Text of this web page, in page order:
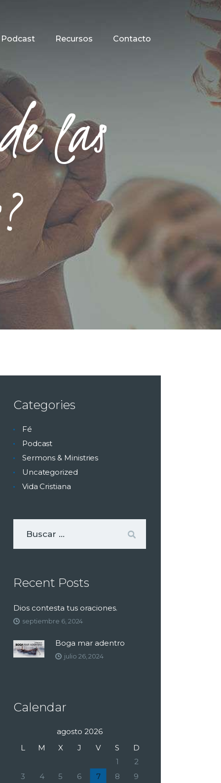
Podcast Recursos Contacto
las
Categories
Fé
Podcast
Sermons & Ministries
Uncategorized
Vida Cristiana
Recent Posts
Dios contesta tus oraciones.
septiembre 6, 2024
Boga mar adentro
julio 26, 2024
Calendar
agosto 2026
L
M X J V S
D
1
2
3
4 5 6 7 8
9